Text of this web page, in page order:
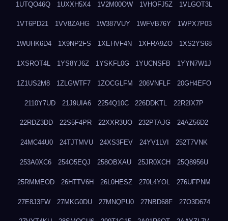
1UTQO46Q 1UXXH5X4 1V2M00OW 1VHOFJ5Z 1VLGOT3L
1VT6PD21 1VV8ZAHG 1W387VUY 1WFVB76Y 1WPX7P03
1WUHK6D4 1X9NP2FS 1XEHVF4N 1XFRA9ZO 1XS2YS68
1XSROT4L 1YS8YJ6Z 1YSKFL0G 1YUCNSFB 1YYN7W1J
1Z1US2M8 1ZLGWTF7 1ZOCGLFM 206VNFLF 20GH4EFO
2110Y7UD 21J9UIA6 2254Q10C 226DDKTL 22R2IX7P
22RDZ3DD 22S5F4PR 22XXR3UO 232PTAJG 24AZ56D2
24MC44U0 24TJTMVU 24XS3FEV 24YV1LVI 252T7VNK
253A0XC6 254O5EQJ 258OBXAU 25JR0XCH 25Q8956U
25RMMEOD 26HTTV6H 26L0HESZ 270L4YOL 276UFPNM
27E8J3FW 27MKG0DU 27MNQPU0 27NBD68F 27O3D674